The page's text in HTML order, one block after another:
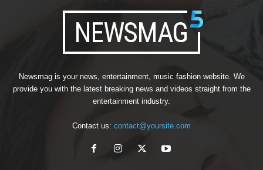
Newsmag is your news, entertainment, music fashion website. We
provide you with the latest breaking news and videos straight from the
entertainment industry.
Contact us: contact@yoursite.com